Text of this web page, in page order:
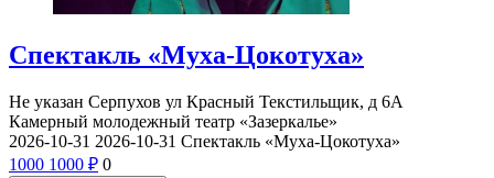
Спектакль «Муха-Цокотуха»
Не указан Серпухов ул Красный Текстильщик, д 6А
Камерный молодежный театр «Зазеркалье»
2026-10-31 2026-10-31 Спектакль «Муха-Цокотуха»
1000 1000 ₽ 0